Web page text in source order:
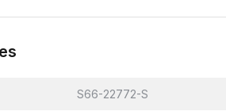
S66-22772-S